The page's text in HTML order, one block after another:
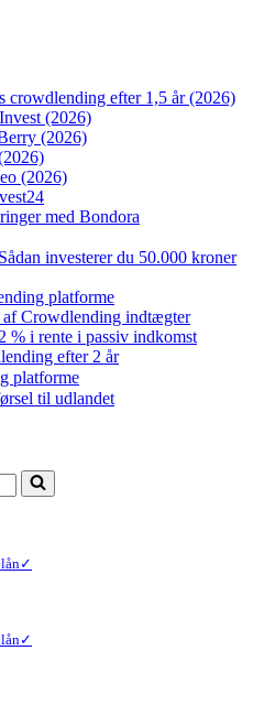
crowdlending efter 1,5 år (2026)
(2026)
(2026)
(2026)
med Bondora
investerer du 50.000 kroner
platforme
Crowdlending indtægter
% i rente i passiv indkomst
efter 2 år
platforme
til udlandet
lån✓
lån✓